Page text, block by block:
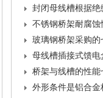
封闭母线槽根据
不锈钢桥架耐腐
玻璃钢桥架采购的
母线槽插接式馈
桥架与线槽的性能
外形条件是铝合